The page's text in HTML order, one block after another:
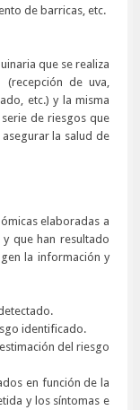
de barricas, etc.
que se realiza
de uva,
etc.) y la misma
de riesgos que
la salud de
elaboradas a
que han resultado
la información y
identificado.
del riesgo
en función de la
y los síntomas e